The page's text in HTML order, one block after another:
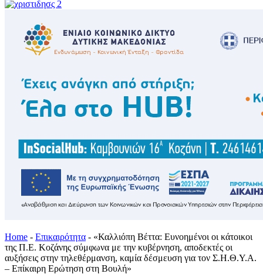
Home - Επικαιρότητα - «Καλλιόπη Βέττα: Ευνοημένοι οι κάτοικοι
της Π.Ε. Κοζάνης σύμφωνα με την κυβέρνηση, αποδεκτές οι
αυξήσεις στην τηλεθέρμανση, καμία δέσμευση για τον Σ.Η.Θ.Υ.Α.
– Επίκαιρη Ερώτηση στη Βουλή»